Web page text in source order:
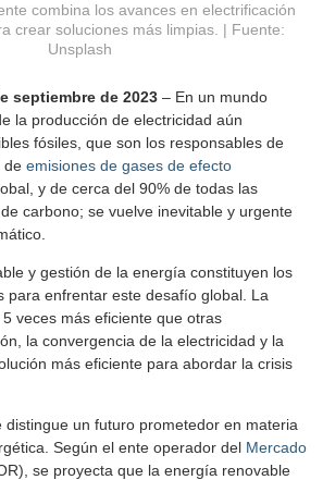
combina los avances en electrificación
crear soluciones más limpias. | Fuente:
Unsplash
septiembre de 2023 – En un mundo
la producción de electricidad aún
fósiles, que son los responsables de
de emisiones de gases de efecto
y de cerca del 90% de todas las
carbono; se vuelve inevitable y urgente
y gestión de la energía constituyen los
para enfrentar este desafío global. La
veces más eficiente que otras
la convergencia de la electricidad y la
más eficiente para abordar la crisis
distingue un futuro prometedor en materia
Según el ente operador del Mercado
se proyecta que la energía renovable